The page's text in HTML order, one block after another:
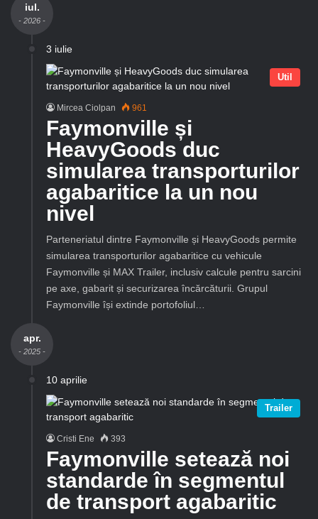
iul.
- 2026 -
3 iulie
Util
Mircea Ciolpan 961
Faymonville și
HeavyGoods duc
simularea transporturilor
agabaritice la un nou
nivel
Parteneriatul dintre Faymonville și HeavyGoods permite
simularea transporturilor agabaritice cu vehicule
Faymonville și MAX Trailer, inclusiv calcule pentru sarcini
pe axe, gabarit și securizarea încărcăturii. Grupul
Faymonville își extinde portofoliul…
apr.
- 2025 -
10 aprilie
Trailer
Cristi Ene 393
Faymonville setează noi
standarde în segmentul
de transport agabaritic